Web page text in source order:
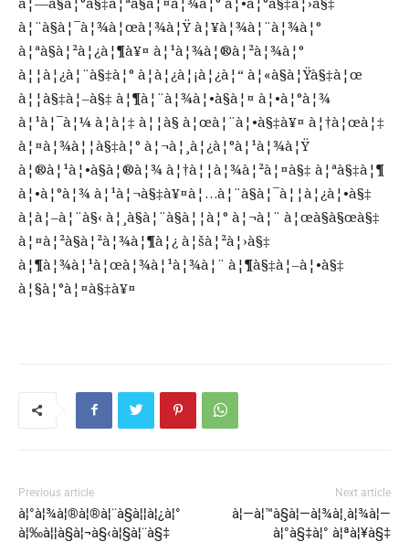
à¦¨à§à¦¯à¦¾à¦œà¦¾à¦Ÿ à¦¥à¦¾à¦¨à¦¾à¦°
à¦ªà§à¦²à¦¿à¦¶à¥¤ à¦¹à¦¾à¦®à¦²à¦¾à¦°
à¦¦à¦¿à¦¨à§‡à¦° à¦­à¦¿à¦¡à¦¿à¦“ à¦«à§à¦Ÿà§‡à¦œ
à¦¦à§‡à¦–à§‡ à¦¶à¦¨à¦¾à¦•à§à¦¤ à¦•à¦°à¦¾
à¦¹à¦¯à¦¼ à¦à¦‡ à¦¦à§ à¦œà¦¨à¦•à§‡à¥¤ à¦†à¦œà¦‡
à¦¤à¦¾à¦¦à§‡à¦° à¦¬à¦¸à¦¿à¦°à¦¹à¦¾à¦Ÿ
à¦®à¦¹à¦•à§à¦®à¦¾ à¦†à¦¦à¦¾à¦²à¦¤à§‡ à¦ªà§‡à¦¶
à¦•à¦°à¦¾ à¦¹à¦¬à§‡à¥¤à¦…à¦¨à§à¦¯à¦¦à¦¿à¦•à§‡
à¦à¦–à¦¨à§‹ à¦¸à§à¦¨à§à¦¦à¦° à¦¬à¦¨ à¦œà§à§œà§‡
à¦¤à¦²à§à¦²à¦¾à¦¶à¦¿ à¦šà¦²à¦›à§‡
à¦¶à¦¾à¦¹à¦œà¦¾à¦¹à¦¾à¦¨ à¦¶à§‡à¦–à¦•à§‡
à¦§à¦°à¦¤à§‡à¥¤
Previous article
à¦°à¦¾à¦®à¦®à¦¨à§à¦¦à¦¿à¦°
à¦‰à¦¦à§à¦¬à§‹à¦§à¦¨à§‡
Next article
à¦—à¦™à§à¦—à¦¾à¦¸à¦¾à¦—
à¦°à§‡à¦° à¦ªà¦¥à§‡